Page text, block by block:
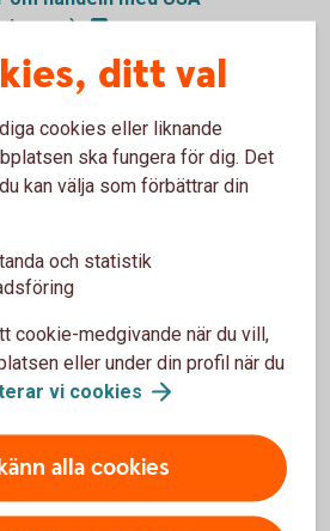
kostnader. Vilka besparingar går
andra, mer kostnadseffektiva
till exempel kring
prissättning?
en nära dialog med dina kunder
påverkas de av eventuella tullar,
en utdragen lågkonjunktur? Se
beroende av en enskild kund eller
företagets affärsutveckling och om
ny teknik som kan stärka företagets
utvecklingen är oförutsägbar är
riskerna i verksamheten. Se till att ha
företag.
ditt val
cookies eller liknande
ska fungera för dig. Det
kan välja som förbättrar din
och statistik
cookie-medgivande när du vill,
eller under din profil när du
vi cookies
alla cookies